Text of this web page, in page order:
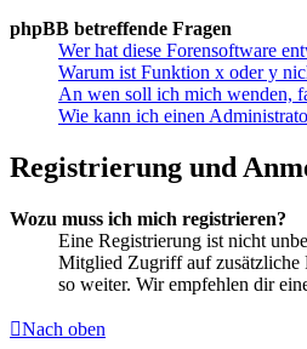
phpBB betreffende Fragen
Wer hat diese Forensoftware
Warum ist Funktion x oder y
An wen soll ich mich wenden,
Wie kann ich einen
Registrierung und
Wozu muss ich mich registrieren?
Eine Registrierung ist nicht
Mitglied Zugriff auf zusätzliche
so weiter. Wir empfehlen dir
Nach oben